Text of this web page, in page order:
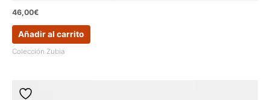
46,00€
Añadir al carrito
Colección Zubia